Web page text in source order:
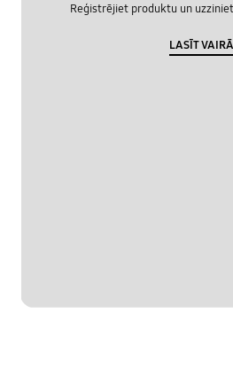
Reģistrējiet produktu un
LASĪT